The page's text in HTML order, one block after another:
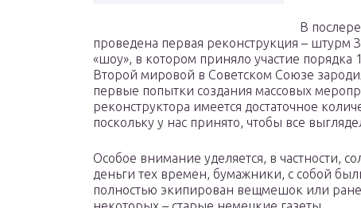
В
проведена первая реконструкция –
«шоу», в котором приняло участие порядка
Второй мировой в Советском Союзе
первые попытки создания массовых
реконструктора имеется достаточное
поскольку у нас принято, чтобы все
Особое внимание уделяется, в частности,
деньги тех времен, бумажники, с собой
полностью экипирован вещмешок или